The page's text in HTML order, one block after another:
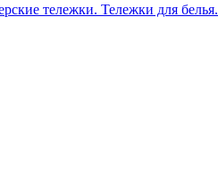
тележки. Тележки для белья.